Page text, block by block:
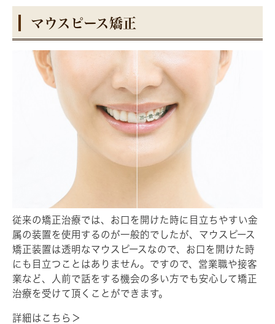
マウスピース矯正
従来の矯正治療では、お口を開けた時に目立ちやすい金
属の装置を使用するのが一般的でしたが、マウスピース
矯正装置は透明なマウスピースなので、お口を開けた時
にも目立つことはありません。ですので、営業職や接客
業など、人前で話をする機会の多い方でも安心して矯正
治療を受けて頂くことができます。
詳細はこちら＞